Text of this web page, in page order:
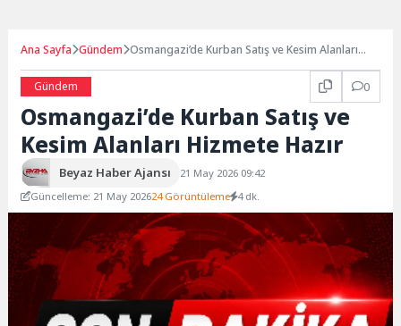
Ana Sayfa Gündem Osmangazi’de Kurban Satış ve Kesim Alanları
Gündem
0
Osmangazi’de Kurban Satış ve
Kesim Alanları Hizmete Hazır
Beyaz Haber Ajansı
21 May 2026 09:42
Güncelleme: 21 May 202624 Görüntüleme 4 dk.